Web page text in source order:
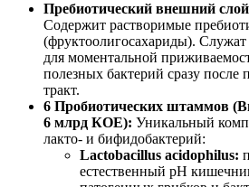
Пребиотический внешний
Содержит растворимые
(фруктоолигосахариды). Служат
для моментальной
полезных бактерий сразу
тракт.
6 Пробиотических штаммов
6 млрд КОЕ): Уникальный
лакто- и бифидобактерий:
Lactobacillus acidophilus:
естественный pH